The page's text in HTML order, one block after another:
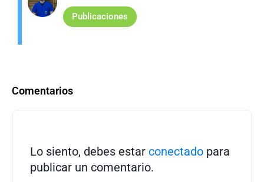
Publicaciones
Comentarios
Lo siento, debes estar conectado para
publicar un comentario.